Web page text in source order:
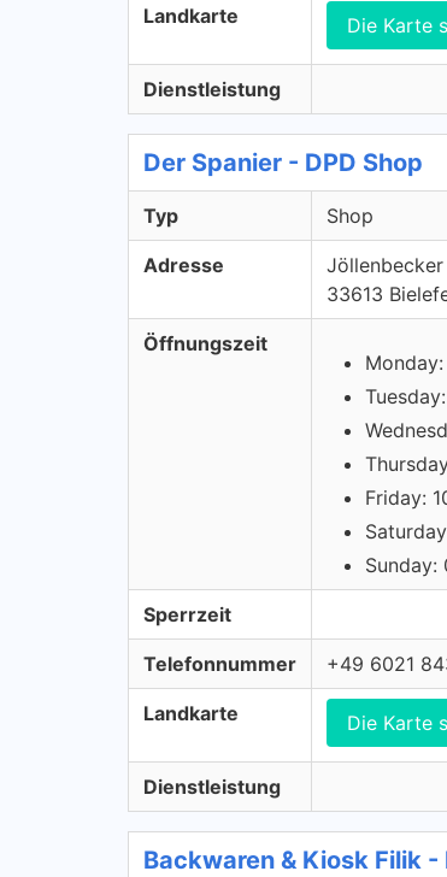
Landkarte Die Karte
Dienstleistung
Der Spanier - DPD Shop
Typ Shop
Adresse
33613
Öffnungszeit
Friday:
Sperrzeit
Telefonnummer +49 6021
Landkarte Die Karte
Dienstleistung
Backwaren & Kiosk Filik -